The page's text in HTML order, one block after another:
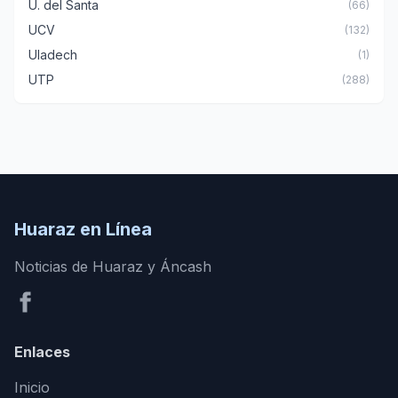
U. del Santa (66)
UCV (132)
Uladech (1)
UTP (288)
Huaraz en Línea
Noticias de Huaraz y Áncash
Enlaces
Inicio